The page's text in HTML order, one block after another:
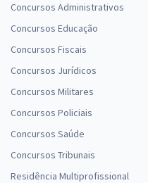
Concursos Administrativos
Concursos Educação
Concursos Fiscais
Concursos Jurídicos
Concursos Militares
Concursos Policiais
Concursos Saúde
Concursos Tribunais
Residência Multiprofissional